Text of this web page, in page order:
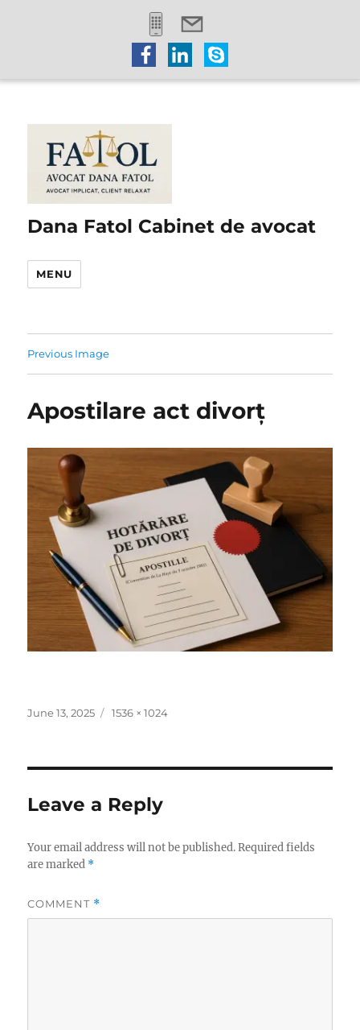
Dana Fatol Cabinet de avocat
MENU
Previous Image
Apostilare act divorț
Posted
June 13, 2025
Full
1536 × 1024
Leave a Reply
Your email address will not be published. Required fields
are marked *
COMMENT *